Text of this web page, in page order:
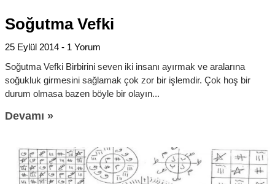
Soğutma Vefki
25 Eylül 2014
1 Yorum
Soğutma Vefki Birbirini seven iki insanı ayırmak ve aralarına
soğukluk girmesini sağlamak çok zor bir işlemdir. Çok hoş bir
durum olmasa bazen böyle bir olayın
Devamı »